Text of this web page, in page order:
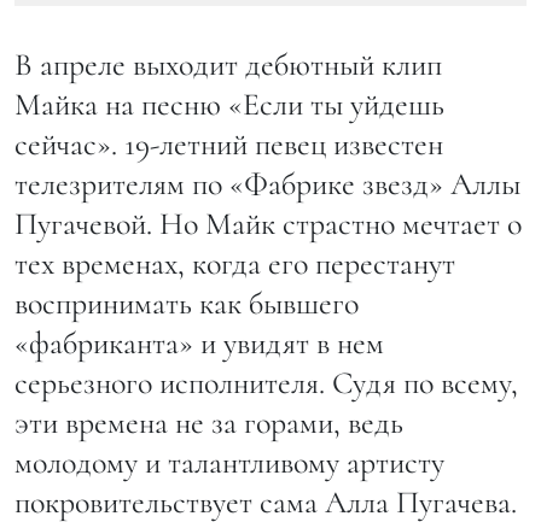
В апреле выходит дебютный клип
Майка на песню «Если ты уйдешь
сейчас». 19-летний певец известен
телезрителям по «Фабрике звезд» Аллы
Пугачевой. Но Майк страстно мечтает о
тех временах, когда его перестанут
воспринимать как бывшего
«фабриканта» и увидят в нем
серьезного исполнителя. Судя по всему,
эти времена не за горами, ведь
молодому и талантливому артисту
покровительствует сама Алла Пугачева.